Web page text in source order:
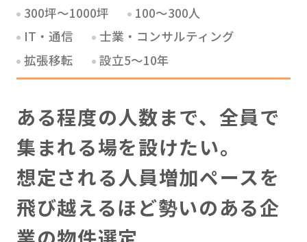
300坪～1000坪
100～300人
IT・通信
士業・コンサルティング
拡張移転
設立5～10年
ある程度の人数まで、全員で
集まれる場を設けたい。
想定される人員増加ペースを
飛び越えるほど勢いのある企